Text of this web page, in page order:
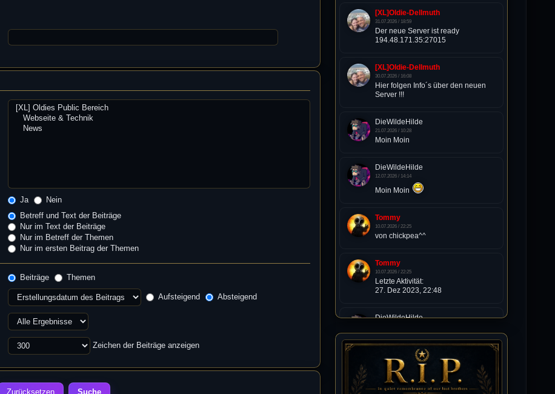
Ja
Nein
Betreff und Text der Beiträge
Nur im Text der Beiträge
Nur im Betreff der Themen
Nur im ersten Beitrag der Themen
Beiträge
Themen
Aufsteigend Absteigend
Zeichen der Beiträge anzeigen
[XL]Oldie-Dellmuth
31.07.2026 / 18:59
Der neue Server ist ready
194.48.171.35:27015
[XL]Oldie-Dellmuth
30.07.2026 / 16:08
Hier folgen Info´s über den neuen
Server !!!
DieWildeHilde
21.07.2026 / 10:28
Moin Moin
DieWildeHilde
12.07.2026 / 14:14
Moin Moin
Tommy
10.07.2026 / 22:25
von chickpea^^
Tommy
10.07.2026 / 22:25
Letzte Aktivität:
27. Dez 2023, 22:48
DieWildeHilde
Happy Birthday Chickpea
DieWildeHilde
10.07.2026 / 10:08
Hallo meine Lieben!